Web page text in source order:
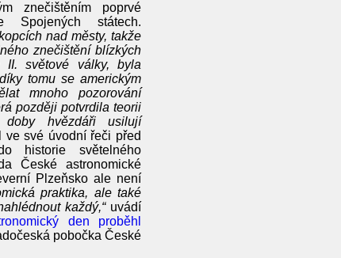
znečištěním poprvé
Spojených státech.
nad městy, takže
znečištění blízkých
II. světové války, byla
tomu se americkým
mnoho pozorování
později potvrdila teorii
hvězdáři usilují
své úvodní řeči před
historie světelného
České astronomické
Plzeňsko ale není
praktika, ale také
každý,“uvádí
den proběhl
pobočka České